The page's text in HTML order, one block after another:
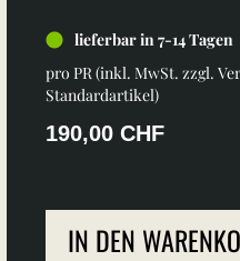
lieferbar in 7-14 Tagen
pro PR (inkl. MwSt. zzgl.
Standardartikel)
190,00 CHF
IN DEN